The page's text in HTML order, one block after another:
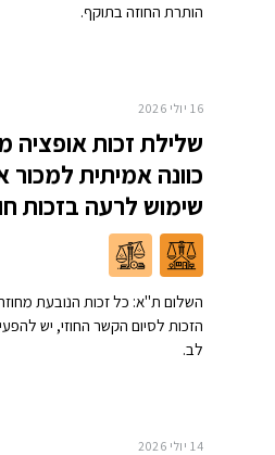
הותרת החוזה בתוקף.
16 יולי 2026
שלילת זכות אופציה
כוונה אמיתית
שימוש לרעה בזכות
השלום ת"א: כל זכות הנובעת
הזכות לסיום הקשר החוזי, יש
לב.
14 יולי 2026